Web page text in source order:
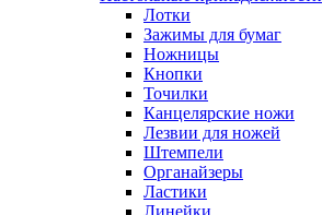
Лотки
Зажимы для бумаг
Ножницы
Кнопки
Точилки
Канцелярские ножи
Лезвии для ножей
Штемпели
Органайзеры
Ластики
Линейки